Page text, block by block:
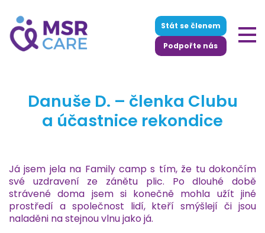
Stát se členem
Podpořte nás
Danuše D. – členka Clubu
a účastnice rekondice
Já jsem jela na Family camp s tím, že tu dokončím
své uzdravení ze zánětu plic. Po dlouhé době
strávené doma jsem si konečně mohla užít jiné
prostředí a společnost lidí, kteří smýšlejí či jsou
naladěni na stejnou vlnu jako já.